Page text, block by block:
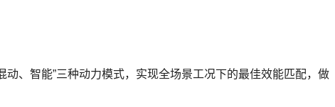
、智能”三种动力模式，实现全场景工况下的最佳效能匹配，做